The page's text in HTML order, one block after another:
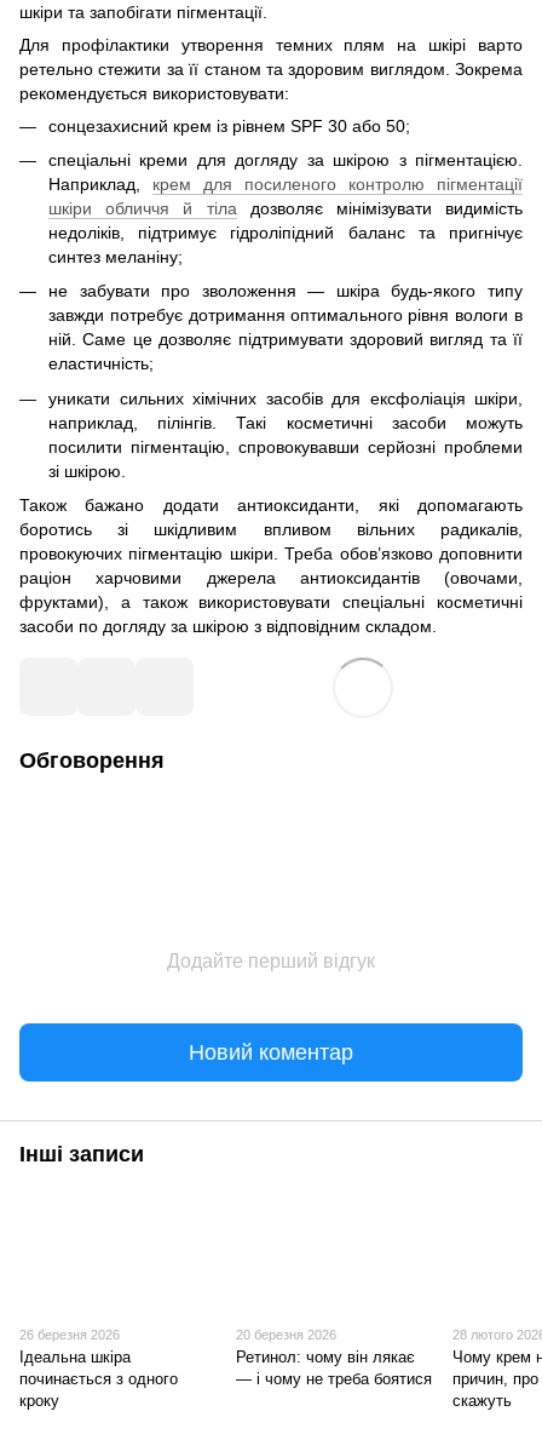
шкіри та запобігати пігментації.
Для профілактики утворення темних плям на шкірі варто
ретельно стежити за її станом та здоровим виглядом. Зокрема
рекомендується використовувати:
сонцезахисний крем із рівнем SPF 30 або 50;
спеціальні креми для догляду за шкірою з пігментацією.
Наприклад,
крем для посиленого контролю пігментації
шкіри обличчя й тіла дозволяє мінімізувати видимість
недоліків, підтримує гідроліпідний баланс та пригнічує
синтез меланіну;
не забувати про зволоження — шкіра будь-якого типу
завжди потребує дотримання оптимального рівня вологи в
ній. Саме це дозволяє підтримувати здоровий вигляд та її
еластичність;
уникати сильних хімічних засобів для ексфоліація шкіри,
наприклад, пілінгів. Такі косметичні засоби можуть
посилити пігментацію, спровокувавши серйозні проблеми
зі шкірою.
Також бажано додати антиоксиданти, які допомагають
боротись зі шкідливим впливом вільних радикалів,
провокуючих пігментацію шкіри. Треба обов’язково доповнити
раціон харчовими джерела антиоксидантів (овочами,
фруктами), а також використовувати спеціальні косметичні
засоби по догляду за шкірою з відповідним складом.
Обговорення
Додайте перший відгук
Новий коментар
Інші записи
26 березня 2026
Ідеальна шкіра
починається з одного
кроку
20 березня 2026
Ретинол: чому він лякає
— і чому не треба боятися
28 лютого
Чому крем
причин, про
скажуть